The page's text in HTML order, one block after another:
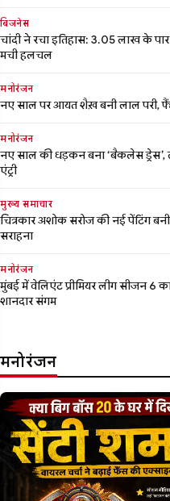
बिजनेस
चांदी ने रचा इतिहास: 3.05 लाख के
मची हलचल
मनोरंजन
नए साल पर आयत शैख़ बनी लाल परी,
मनोरंजन
नए साल की धड़कन बना ‘बैकलेस ड्रेस’,
एंट्री
मुख्य समाचार
चित्रकार अशोक सरोज की नई पेंटिंग
सराहना
मनोरंजन
मुंबई में वेलिएंट प्रीमियर लीग सीजन 6
शानदार संगम
मनोरंजन